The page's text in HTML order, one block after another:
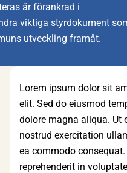
är förankrad i
viktiga styrdokument
utveckling framåt.
Lorem ipsum dolor sit
elit. Sed do eiusmod
dolore magna aliqua. Ut
nostrud exercitation
ea commodo
reprehenderit in